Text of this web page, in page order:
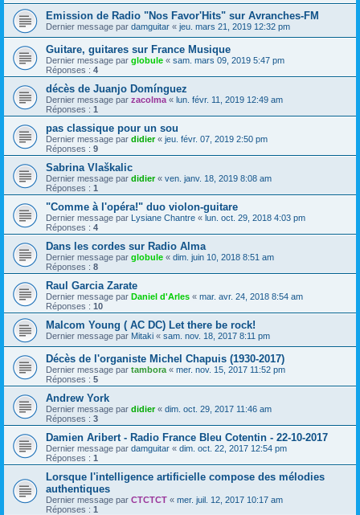
Emission de Radio "Nos Favor'Hits" sur Avranches-FM
Dernier message par damguitar « jeu. mars 21, 2019 12:32 pm
Guitare, guitares sur France Musique
Dernier message par globule « sam. mars 09, 2019 5:47 pm
Réponses : 4
décès de Juanjo Domínguez
Dernier message par zacolma « lun. févr. 11, 2019 12:49 am
Réponses : 1
pas classique pour un sou
Dernier message par didier« jeu. févr. 07, 2019 2:50 pm
Réponses : 9
Sabrina Vlaškalic
Dernier message par didier« ven. janv. 18, 2019 8:08 am
Réponses : 1
"Comme à l'opéra!" duo violon-guitare
Dernier message par Lysiane Chantre « lun. oct. 29, 2018 4:03 pm
Réponses : 4
Dans les cordes sur Radio Alma
Dernier message par globule « dim. juin 10, 2018 8:51 am
Réponses : 8
Raul Garcia Zarate
Dernier message par Daniel d'Arles « mar. avr. 24, 2018 8:54 am
Réponses : 10
Malcom Young ( AC DC) Let there be rock!
Dernier message par Mitaki « sam. nov. 18, 2017 8:11 pm
Décès de l'organiste Michel Chapuis (1930-2017)
Dernier message par tambora « mer. nov. 15, 2017 11:52 pm
Réponses : 5
Andrew York
Dernier message par didier« dim. oct. 29, 2017 11:46 am
Réponses : 3
Damien Aribert - Radio France Bleu Cotentin - 22-10-2017
Dernier message par damguitar « dim. oct. 22, 2017 12:54 pm
Réponses : 1
Lorsque l'intelligence artificielle compose des mélodies
authentiques
Dernier message par CTCTCT « mer. juil. 12, 2017 10:17 am
Réponses : 1